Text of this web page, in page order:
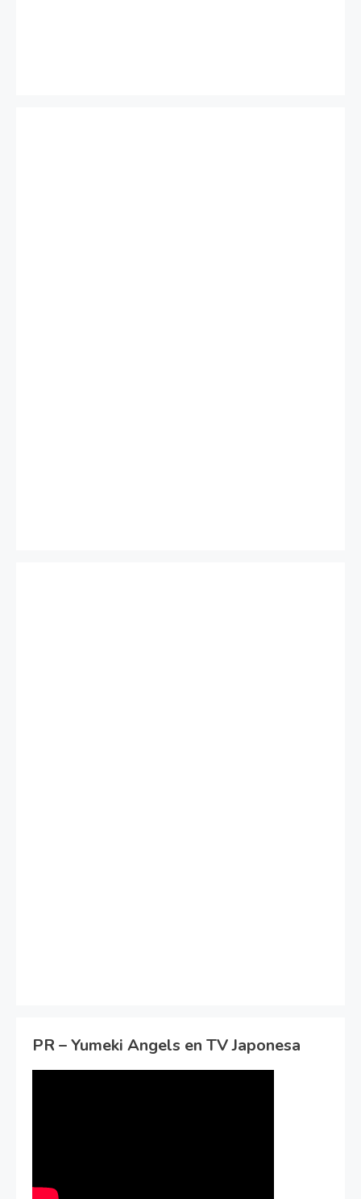
PR – Yumeki Angels en TV Japonesa